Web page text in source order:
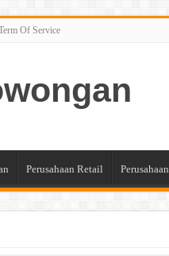
Of Service
Perusahaan Retail